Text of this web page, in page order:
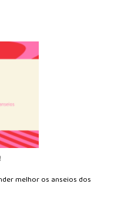
melhor os anseios dos